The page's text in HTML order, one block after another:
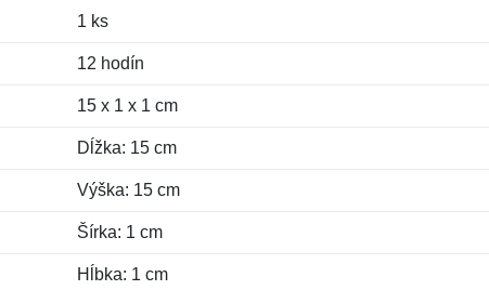
1 ks
12 hodín
15 x 1 x 1 cm
Dĺžka: 15 cm
Výška: 15 cm
Šírka: 1 cm
Hĺbka: 1 cm